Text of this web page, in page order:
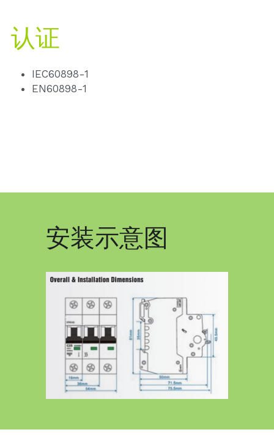
认证
IEC60898-1
EN60898-1
安装示意图